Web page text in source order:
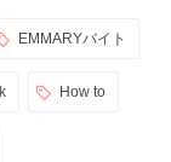
EMMARYバイト
How to